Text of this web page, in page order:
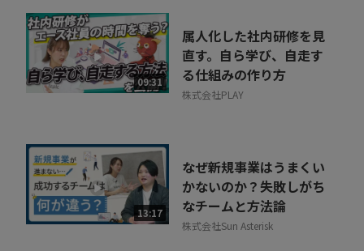
09:31
属人化した社内研修を見
直す。自ら学び、自走す
る仕組みの作り方
株式会社PLAY
13:17
なぜ新規事業はうまくい
かないのか？失敗しがち
なチームと方法論
株式会社Sun Asterisk